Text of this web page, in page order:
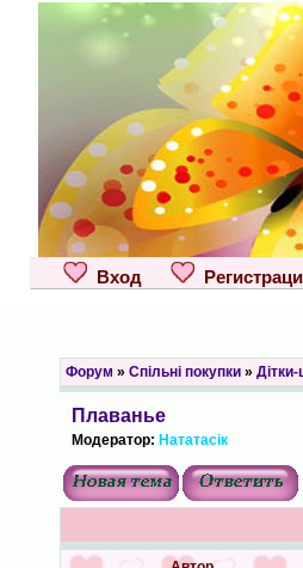
Вход
Форум » Спільні покупки» Дітки-
Плаванье
Модератор: Нататасік